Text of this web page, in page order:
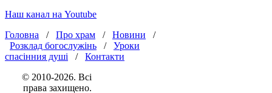
Наш канал на Youtube
Головна / Про храм / Новини /
Розклад богослужінь / Уроки
спасінния душі / Контакти
© 2010-2026. Всі
права захищено.